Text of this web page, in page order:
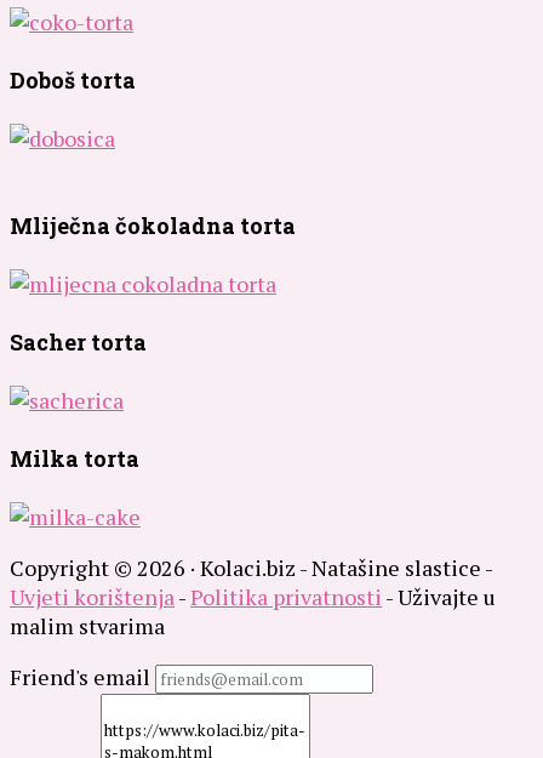
Doboš torta
Mliječna čokoladna torta
Sacher torta
Milka torta
Copyright © 2026 · Kolaci.biz - Natašine slastice -
Uvjeti korištenja -Politika privatnosti - Uživajte u
malim stvarima
Friend's email